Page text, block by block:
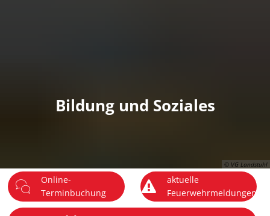
© VG Landstuhl
Bildung und Soziales
Online-
Terminbuchung
aktuelle
Feuerwehrmeldungen